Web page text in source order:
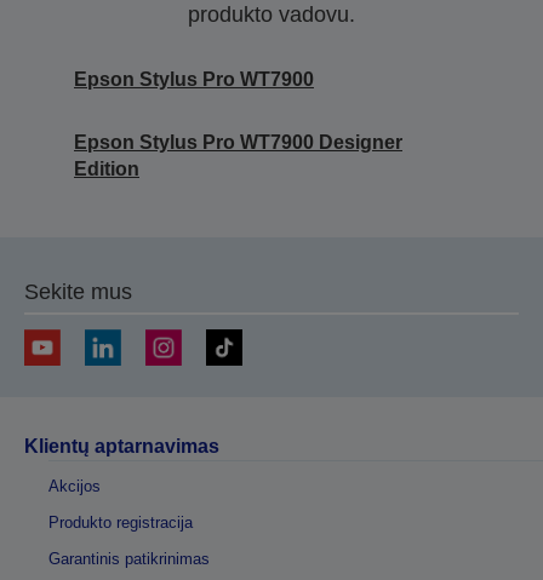
produkto vadovu.
Epson Stylus Pro WT7900
Epson Stylus Pro WT7900 Designer
Edition
Sekite mus
Klientų aptarnavimas
Akcijos
Produkto registracija
Garantinis patikrinimas